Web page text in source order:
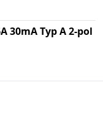
30mA Typ A 2-pol